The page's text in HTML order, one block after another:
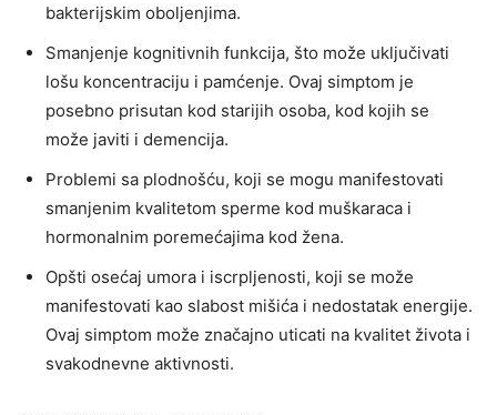
bakterijskim oboljenjima.
Smanjenje kognitivnih funkcija, što može uključivati
lošu koncentraciju i pamćenje. Ovaj simptom je
posebno prisutan kod starijih osoba, kod kojih se
može javiti i demencija.
Problemi sa plodnošću, koji se mogu manifestovati
smanjenim kvalitetom sperme kod muškaraca i
hormonalnim poremećajima kod žena.
Opšti osećaj umora i iscrpljenosti, koji se može
manifestovati kao slabost mišića i nedostatak energije.
Ovaj simptom može značajno uticati na kvalitet života i
svakodnevne aktivnosti.